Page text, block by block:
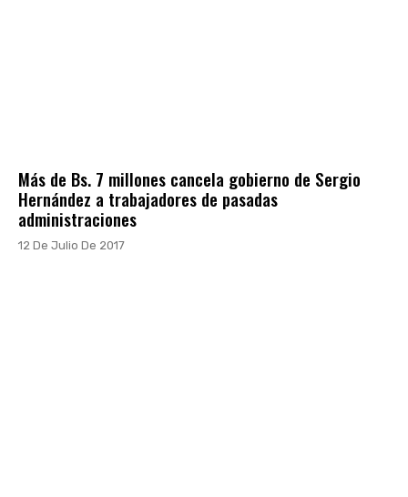
Más de Bs. 7 millones cancela gobierno de Sergio
Hernández a trabajadores de pasadas
administraciones
12 De Julio De 2017